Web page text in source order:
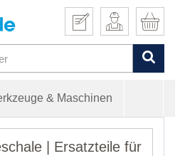
& Maschinen
| Ersatzteile für